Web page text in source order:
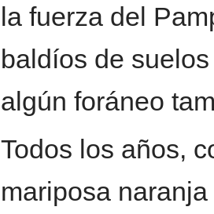
la fuerza del
baldíos de
algún foráneo
Todos los años,
mariposa